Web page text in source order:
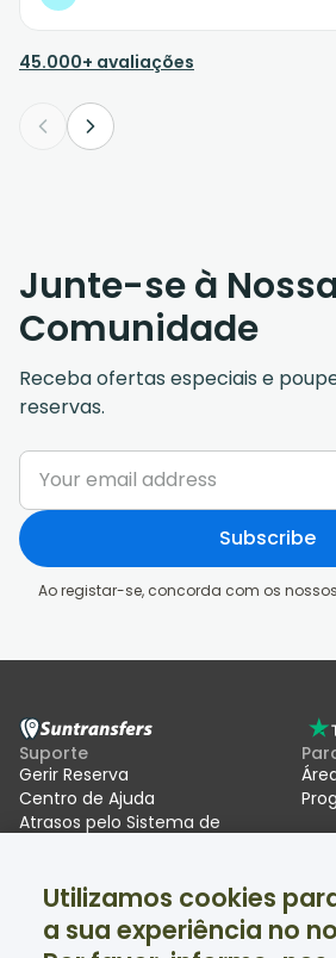
45.000+ avaliações
Junte-se à
Comunidade
Receba ofertas especiais e
reservas.
Subscribe
Ao registar-se, concorda com os nossos
Suporte
Gerir Reserva
Centro de Ajuda
Atrasos pelo Sistema de
Suntransfers
Quem Somos
Avaliações
Utilizamos cookies
a sua experiência no